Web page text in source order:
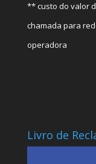
** custo do valor
chamada para
operadora
Livro de